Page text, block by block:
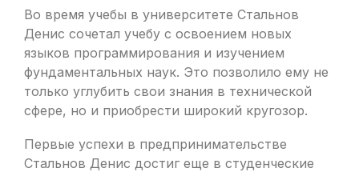
Во время учебы в университете Стальнов
Денис сочетал учебу с освоением новых
языков программирования и изучением
фундаментальных наук. Это позволило ему не
только углубить свои знания в технической
сфере, но и приобрести широкий кругозор.
Первые успехи в предпринимательстве
Стальнов Денис достиг еще в студенческие